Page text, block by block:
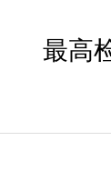
最高